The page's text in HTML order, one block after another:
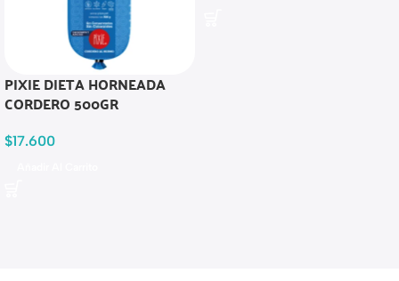
PIXIE DIETA HORNEADA
CORDERO 500GR
$17.600